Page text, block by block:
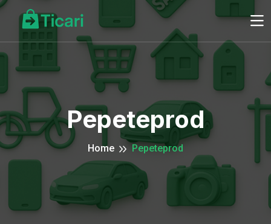
Pepeteprod
Home Pepeteprod